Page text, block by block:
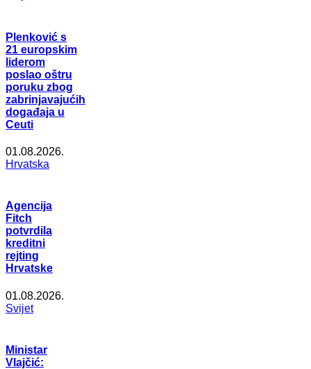
Plenković s
21 europskim
liderom
poslao oštru
poruku zbog
zabrinjavajućih
događaja u
Ceuti
01.08.2026.
Hrvatska
Agencija
Fitch
potvrdila
kreditni
rejting
Hrvatske
01.08.2026.
Svijet
Ministar
Vlajčić: